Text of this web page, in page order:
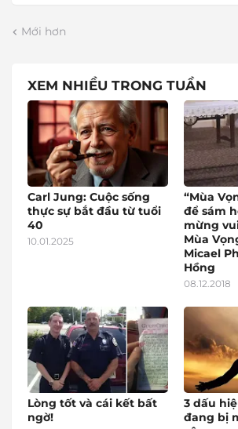
Mới hơn
XEM NHIỀU TRONG TUẦN
Carl Jung: Cuộc sống
thực sự bắt đầu từ tuổi
40
10.01.2025
“Mùa
để sám
mừng
Mùa
Micael
Hồng
08.12.2018
Lòng tốt và cái kết bất
ngờ!
3 dấu
đang bị